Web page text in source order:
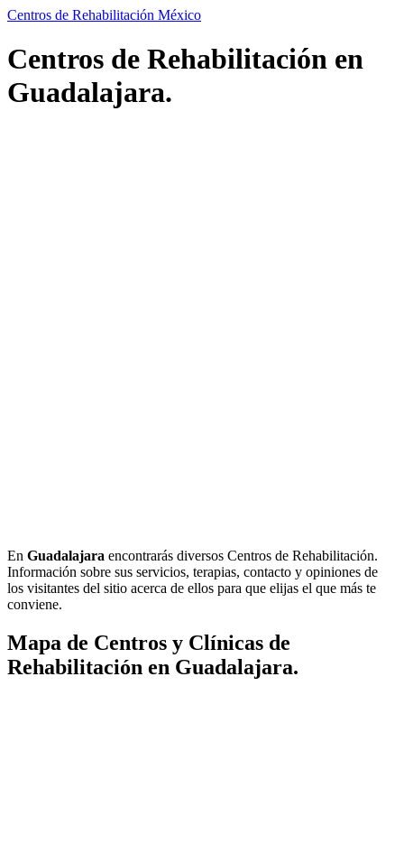
Centros de Rehabilitación México
Centros de Rehabilitación en
Guadalajara.
En Guadalajara encontrarás diversos Centros de Rehabilitación.
Información sobre sus servicios, terapias, contacto y opiniones de
los visitantes del sitio acerca de ellos para que elijas el que más te
conviene.
Mapa de Centros y Clínicas de
Rehabilitación en Guadalajara.